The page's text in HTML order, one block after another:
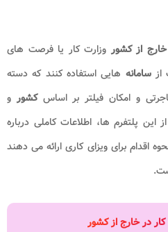
از کشوروزارت کار یا فرصت های
ازسامانه هایی استفاده کنند که دسته
و امکان فیلتر بر اساسکشور و
پلتفرم ها، اطلاعات کاملی درباره
اقدام برای ویزای کاری ارائه می دهند
در خارج از کشور